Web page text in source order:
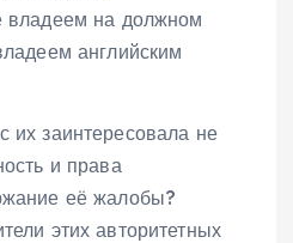
владеем на должном
английским
их заинтересовала не
и права
её жалобы?
этих авторитетных